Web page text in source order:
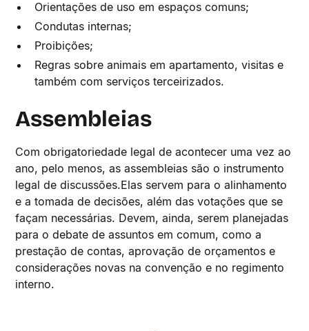
Orientações de uso em espaços comuns;
Condutas internas;
Proibições;
Regras sobre animais em apartamento, visitas e
também com serviços terceirizados.
Assembleias
Com obrigatoriedade legal de acontecer uma vez ao
ano, pelo menos, as assembleias são o instrumento
legal de discussões.Elas servem para o alinhamento
e a tomada de decisões, além das votações que se
façam necessárias. Devem, ainda, serem planejadas
para o debate de assuntos em comum, como a
prestação de contas, aprovação de orçamentos e
considerações novas na convenção e no regimento
interno.